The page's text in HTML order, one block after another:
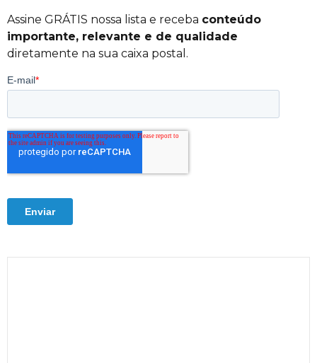
Assine GRÁTIS nossa lista e receba conteúdo
importante, relevante e de qualidade
diretamente na sua caixa postal.